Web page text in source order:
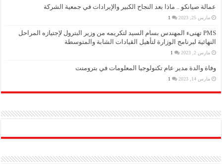
عمالة صيانكو .. ماذا بعد النجاح الكبير والإيرادات في جمعية الشركة
مارس 25, 2023 1
PMS تهنىء المهندس بسام السيد لتكريمه من وزير البترول لإجتيازه المراحل
النهائية لبرنامج الوزارة لتأهيل القيادات الشابة والمتوسطة
مارس 2, 2023 1
وفاة والدة مدير عام تكنولوجيا المعلومات في بترومنت
مارس 14, 2023 1